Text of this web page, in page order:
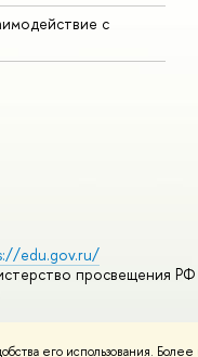
его использования.
с
edu.gov.ru/
просвещения РФ